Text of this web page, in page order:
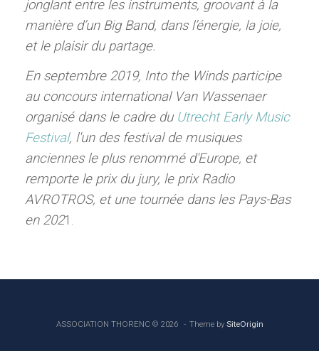
jonglant entre les instruments, groovant à la
manière d’un Big Band, dans l’énergie, la joie,
et le plaisir du partage.
En septembre 2019, Into the Winds participe
au concours international Van Wassenaer
organisé dans le cadre du Utrecht Early Music
Festival, l'un des festival de musiques
anciennes le plus renommé d'Europe, et
remporte le prix du jury, le prix Radio
AVROTROS, et une tournée dans les Pays-Bas
en 2021.
ASSOCIATION THORENC © 2026 Theme by SiteOrigin